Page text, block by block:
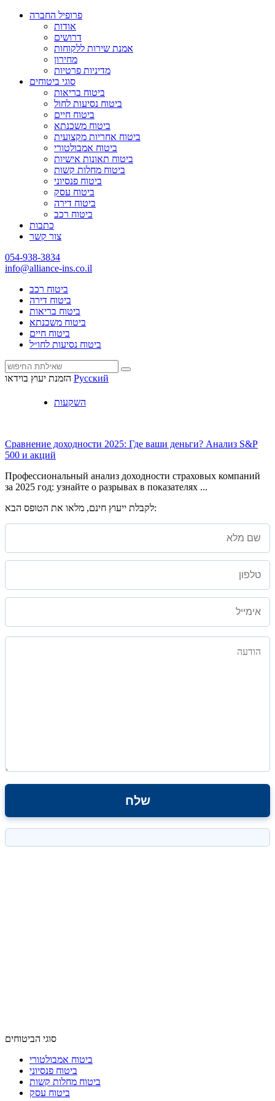
פרופיל החברה
אודות
דרושים
אמנת שירות ללקוחות
מחירון
מדיניות פרטיות
סוגי ביטוחים
ביטוח בריאות
ביטוח נסיעות לחול
ביטוח חיים
ביטוח משכנתא
ביטוח אחריות מקצועית
ביטוח אמבולטורי
ביטוח תאונות אישיות
ביטוח מחלות קשות
ביטוח פנסיוני
ביטוח עסק
ביטוח דירה
ביטוח רכב
כתבות
צור קשר
054-938-3834
info@alliance-ins.co.il
ביטוח רכב
ביטוח דירה
ביטוח בריאות
ביטוח משכנתא
ביטוח חיים
ביטוח נסיעות לחו״ל
הזמנת יעוץ בוידאו Русский
השקעות
Сравнение доходности 2025: Где ваши деньги? Анализ S&P
500 и акций
Профессиональный анализ доходности страховых компаний
за 2025 год: узнайте о разрывах в показателях ...
לקבלת ייעוץ חינם, מלאו את הטופס הבא:
סוגי הביטוחים
ביטוח אמבולטורי
ביטוח פנסיוני
ביטוח מחלות קשות
ביטוח עסק